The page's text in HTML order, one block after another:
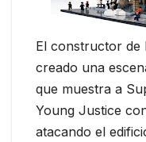
El constructor de
creado una
que muestra a
Young Justice
atacando el